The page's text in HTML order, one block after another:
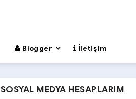
Blogger İletişim
SOSYAL MEDYA HESAPLARIM